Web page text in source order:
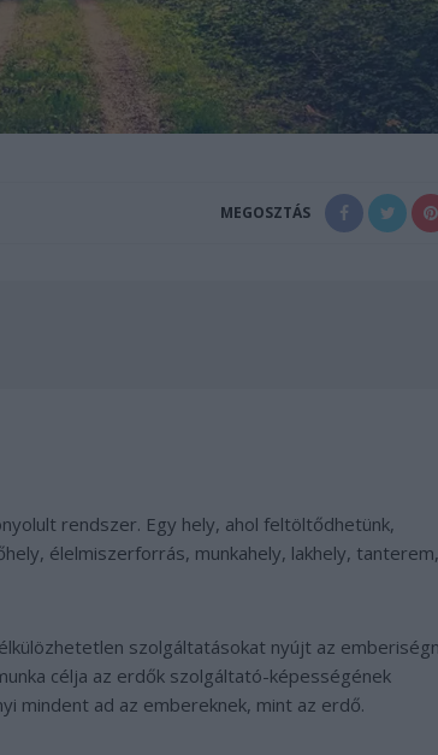
MEGOSZTÁS
rendszer. Egy hely, ahol feltöltődhetünk,
élelmiszerforrás, munkahely, lakhely, tanterem,
szolgáltatásokat nyújt az
célja az erdők szolgáltató-képességének
mindent ad az embereknek, mint az erdő.